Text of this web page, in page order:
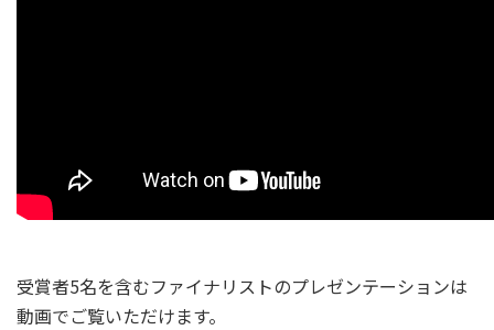
受賞者5名を含むファイナリストのプレゼンテーションは
動画でご覧いただけます。